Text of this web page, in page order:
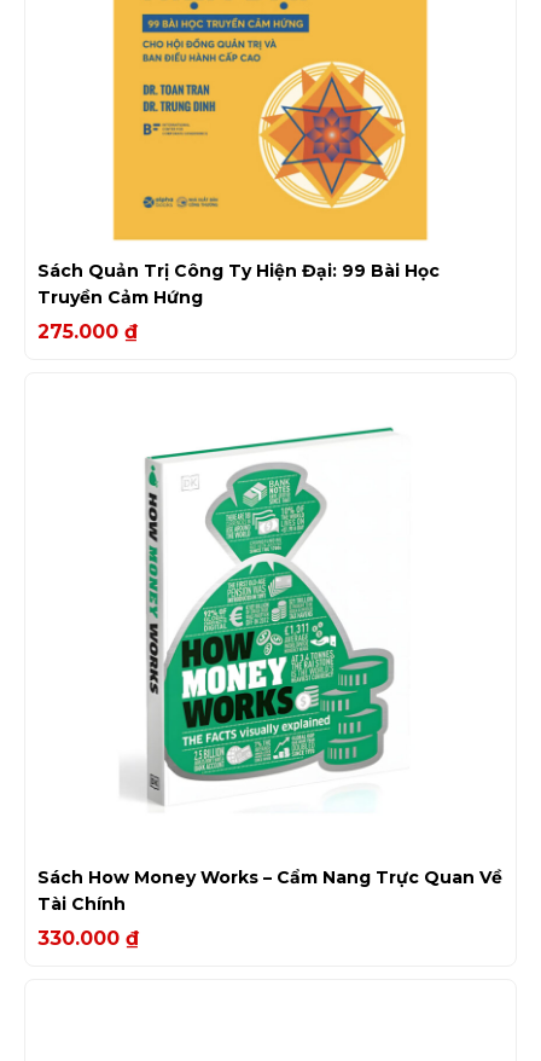
Sách Quản Trị Công Ty Hiện Đại: 99 Bài Học
Truyền Cảm Hứng
275.000 ₫
Sách How Money Works – Cẩm Nang Trực Quan Về
Tài Chính
330.000 ₫